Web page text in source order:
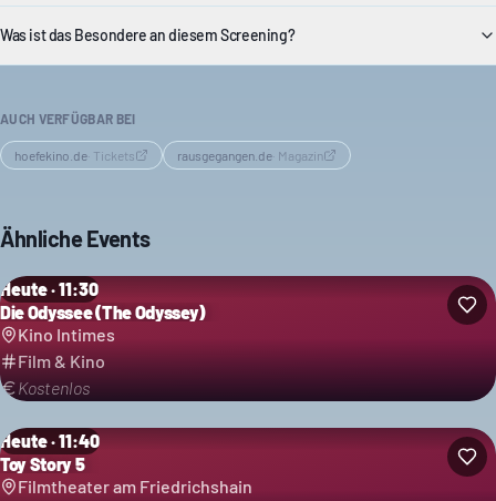
Was ist das Besondere an diesem Screening?
AUCH VERFÜGBAR BEI
hoefekino.de· Tickets rausgegangen.de· Magazin
Ähnliche Events
Heute · 11:30
Die Odyssee (The Odyssey)
Kino Intimes
Film & Kino
Kostenlos
Heute · 11:40
Toy Story 5
Filmtheater am Friedrichshain